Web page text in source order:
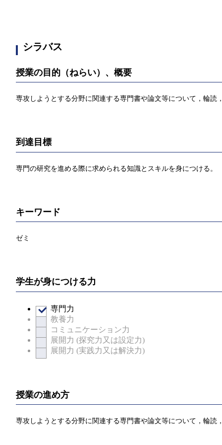
シラバス
授業の目的（ねらい）、概要
専攻しようとする分野に関連する専門書や論文等について，輪読
到達目標
専門の研究を進める際に求められる知識とスキルを身につける。
キーワード
ゼミ
学生が身につける力
専門力
教養力
コミュニケーション力
展開力 (探究力又は設定力)
展開力 (実践力又は解決力)
授業の進め方
専攻しようとする分野に関連する専門書や論文等について，輪読